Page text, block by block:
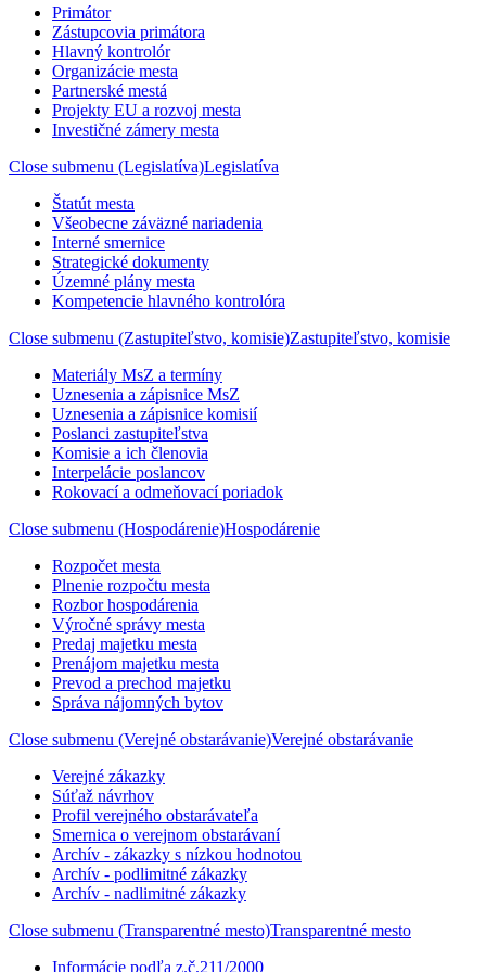
Primátor
Zástupcovia primátora
Hlavný kontrolór
Organizácie mesta
Partnerské mestá
Projekty EU a rozvoj mesta
Investičné zámery mesta
Close submenu (Legislatíva)Legislatíva
Štatút mesta
Všeobecne záväzné nariadenia
Interné smernice
Strategické dokumenty
Územné plány mesta
Kompetencie hlavného kontrolóra
Close submenu (Zastupiteľstvo, komisie)Zastupiteľstvo, komisie
Materiály MsZ a termíny
Uznesenia a zápisnice MsZ
Uznesenia a zápisnice komisií
Poslanci zastupiteľstva
Komisie a ich členovia
Interpelácie poslancov
Rokovací a odmeňovací poriadok
Close submenu (Hospodárenie)Hospodárenie
Rozpočet mesta
Plnenie rozpočtu mesta
Rozbor hospodárenia
Výročné správy mesta
Predaj majetku mesta
Prenájom majetku mesta
Prevod a prechod majetku
Správa nájomných bytov
Close submenu (Verejné obstarávanie)Verejné obstarávanie
Verejné zákazky
Súťaž návrhov
Profil verejného obstarávateľa
Smernica o verejnom obstarávaní
Archív - zákazky s nízkou hodnotou
Archív - podlimitné zákazky
Archív - nadlimitné zákazky
Close submenu (Transparentné mesto)Transparentné mesto
Informácie podľa z.č.211/2000